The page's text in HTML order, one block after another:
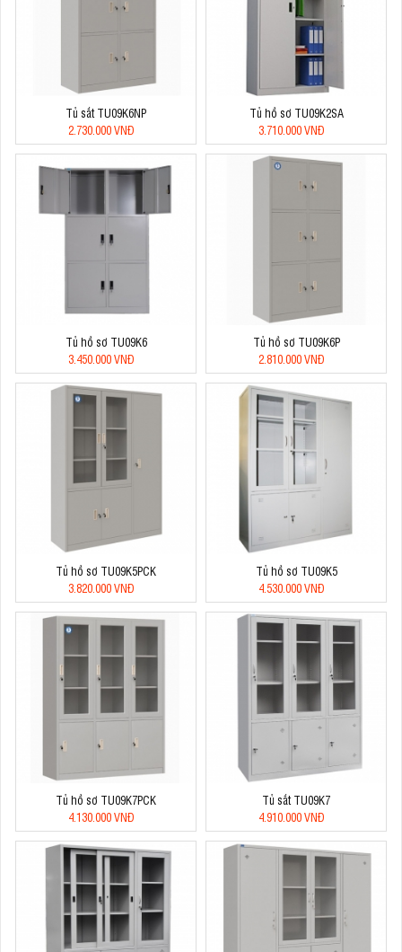
Tủ sắt TU09K6NP
2.730.000 VNĐ
Tủ hồ sơ TU09K2SA
3.710.000 VNĐ
Tủ hồ sơ TU09K6
3.450.000 VNĐ
Tủ hồ sơ TU09K6P
2.810.000 VNĐ
Tủ hồ sơ TU09K5PCK
3.820.000 VNĐ
Tủ hồ sơ TU09K5
4.530.000 VNĐ
Tủ hồ sơ TU09K7PCK
4.130.000 VNĐ
Tủ sắt TU09K7
4.910.000 VNĐ